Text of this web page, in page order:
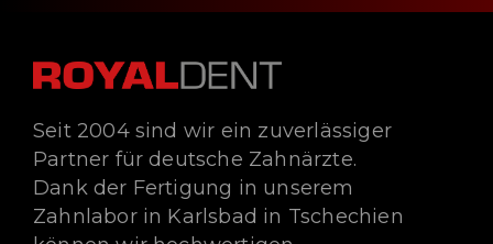
Seit 2004 sind wir ein zuverlässiger
Partner für deutsche Zahnärzte.
Dank der Fertigung in unserem
Zahnlabor in Karlsbad in Tschechien